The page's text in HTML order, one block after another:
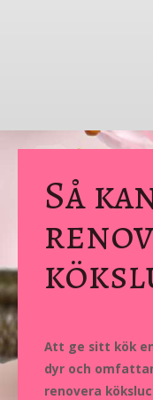
Så
Att ge sitt kök
dyr och
renovera